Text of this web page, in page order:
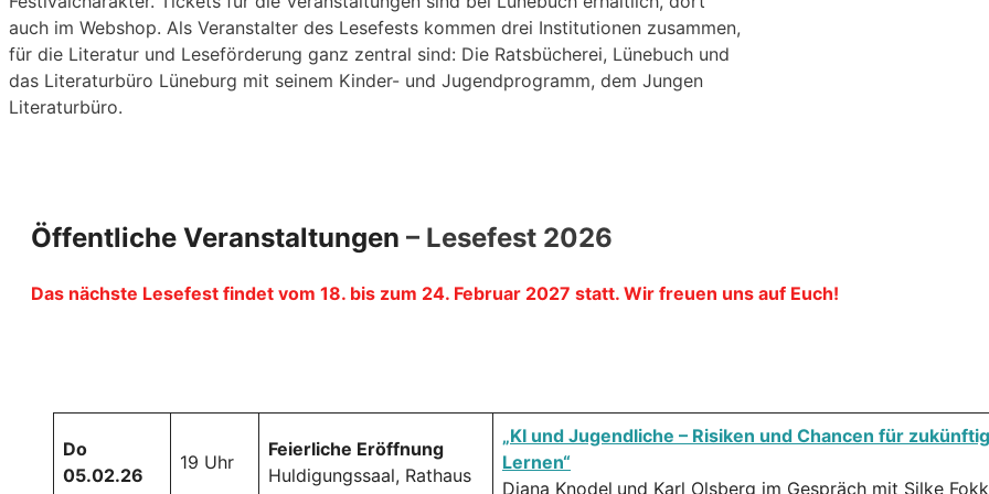
auch im Webshop. Als Veranstalter des Lesefests kommen drei Institutionen zusammen,
für die Literatur und Leseförderung ganz zentral sind: Die Ratsbücherei, Lünebuch und
das Literaturbüro Lüneburg mit seinem Kinder- und Jugendprogramm, dem Jungen
Literaturbüro.
Öffentliche Veranstaltungen – Lesefest 2026
Das nächste Lesefest findet vom 18. bis zum 24. Februar 2027 statt. Wir freuen uns auf Euch!
Do
05.02.26
19 Uhr
Feierliche Eröffnung
Huldigungssaal, Rathaus
„KI und Jugendliche – Risiken und Chancen für
Lernen“
Diana Knodel und Karl Olsberg im Gespräch mit Silke